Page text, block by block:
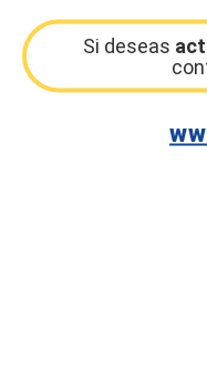
Si deseas